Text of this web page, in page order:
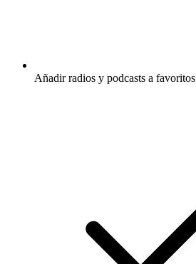
Añadir radios y podcasts a favoritos